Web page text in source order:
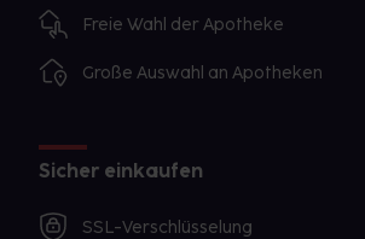
Freie Wahl der Apotheke
Große Auswahl an Apotheken
Sicher einkaufen
SSL-Verschlüsselung